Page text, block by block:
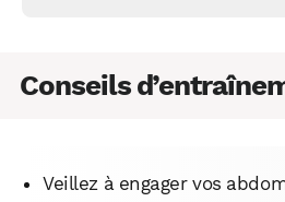
Conseils
Veillez à engager vos